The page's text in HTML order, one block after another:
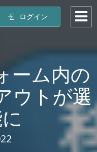
ログイン
ーム内の
ウトが選